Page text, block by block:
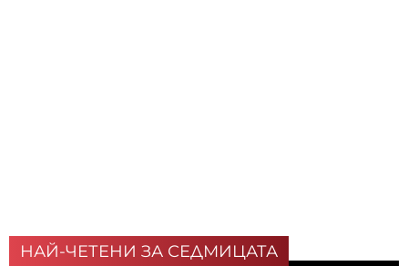
НАЙ-ЧЕТЕНИ ЗА СЕДМИЦАТА